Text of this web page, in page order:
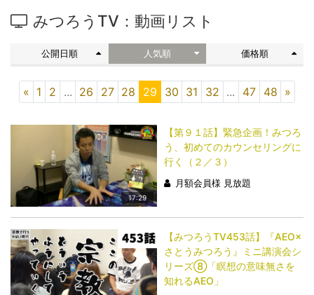
みつろうTV：動画リスト
公開日順 人気順 価格順
« 1 2 ... 26 27 28 29 30 31 32 ... 47 48 »
17:29
【第９１話】緊急企画！みつろ
う、初めてのカウンセリングに
行く（２／３）
月額会員様 見放題
【みつろうTV453話】『AEO×
さとうみつろう』ミニ講演会シ
リーズ⑧「瞑想の意味無さを
知れるAEO」